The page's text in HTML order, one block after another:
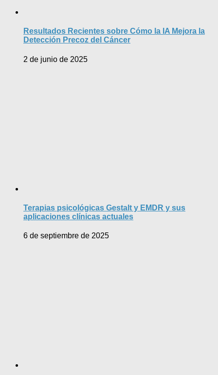
Resultados Recientes sobre Cómo la IA Mejora la
Detección Precoz del Cáncer
2 de junio de 2025
Terapias psicológicas Gestalt y EMDR y sus
aplicaciones clínicas actuales
6 de septiembre de 2025